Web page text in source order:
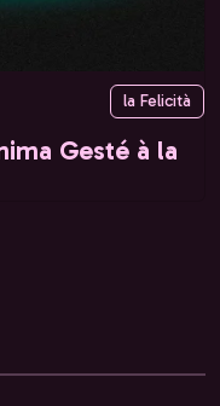
la Felicità
Gesté à la